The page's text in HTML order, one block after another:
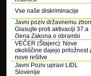
Vse naše diskriminacije
Javni poziv državnemu
Glasujte proti aktivaciji 37.a
člena Zakona o obrambi
VEČER (Štajerc): Nove
okoliščine dajejo priložnost
nove rešitve
Javni Poziv upravi LIDL
Slovenije